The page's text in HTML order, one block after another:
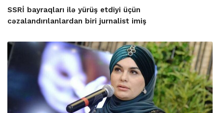
SSRİ bayraqları ilə yürüş etdiyi üçün
cəzalandırılanlardan biri jurnalist imiş